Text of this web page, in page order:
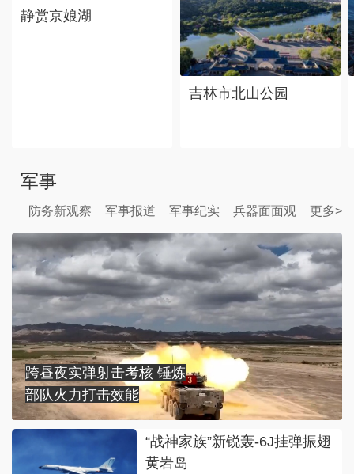
静赏京娘湖
吉林市北山公园
军事
防务新观察 军事报道 军事纪实 兵器面面观 更多>
跨昼夜实弹射击考核 锤炼
部队火力打击效能
“战神家族”新锐轰-6J挂弹振翅
黄岩岛